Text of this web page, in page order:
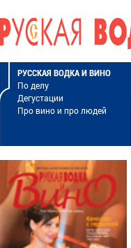
РУССКАЯ ВОДКА И ВИНО
По делу
Дегустации
Про вино и про людей